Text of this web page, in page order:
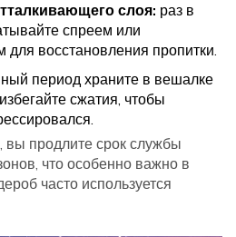
слоя: раз в
спреем или
для восстановления пропитки.
период храните в вешалке
сжатия, чтобы
продлите срок службы
что особенно важно в
часто используется